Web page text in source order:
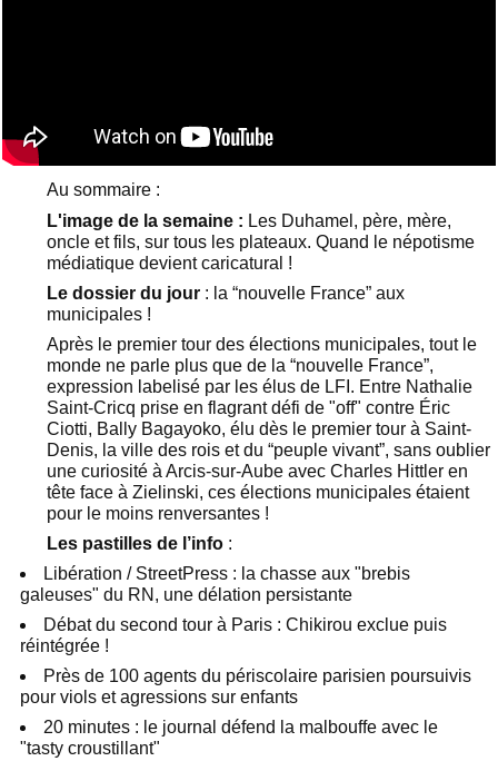
Au sommaire :
L'image de la semaine : Les Duhamel, père, mère,
oncle et fils, sur tous les plateaux. Quand le népotisme
médiatique devient caricatural !
Le dossier du jour : la “nouvelle France” aux
municipales !
Après le premier tour des élections municipales, tout le
monde ne parle plus que de la “nouvelle France”,
expression labelisé par les élus de LFI. Entre Nathalie
Saint-Cricq prise en flagrant défi de "off" contre Éric
Ciotti, Bally Bagayoko, élu dès le premier tour à Saint-
Denis, la ville des rois et du “peuple vivant”, sans oublier
une curiosité à Arcis-sur-Aube avec Charles Hittler en
tête face à Zielinski, ces élections municipales étaient
pour le moins renversantes !
Les pastilles de l’info :
Libération / StreetPress : la chasse aux "brebis
galeuses" du RN, une délation persistante
Débat du second tour à Paris : Chikirou exclue puis
réintégrée !
Près de 100 agents du périscolaire parisien poursuivis
pour viols et agressions sur enfants
20 minutes : le journal défend la malbouffe avec le
"tasty croustillant"